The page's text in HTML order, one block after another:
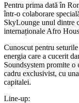
Pentru prima dată în
într-o colaborare
SkyLounge unul dintre
internaționale Afro
Cunoscut pentru
energia care a cucerit
Soundsystem promite
cadru exclusivist, cu
capitalei.
Line-up: